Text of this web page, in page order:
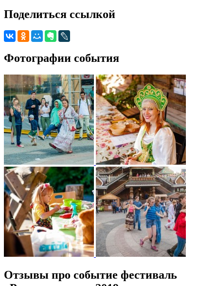
Поделиться ссылкой
Фотографии события
Отзывы про событие фестиваль